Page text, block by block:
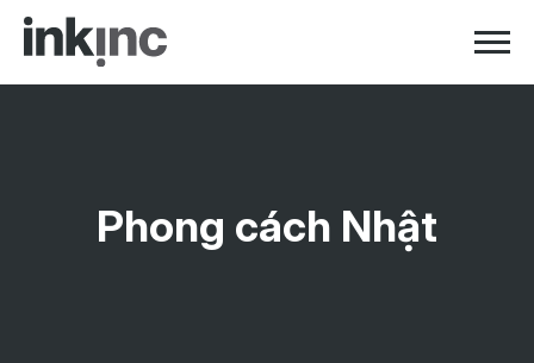
Skip to navigation
Skip to content
Phong cách Nhật